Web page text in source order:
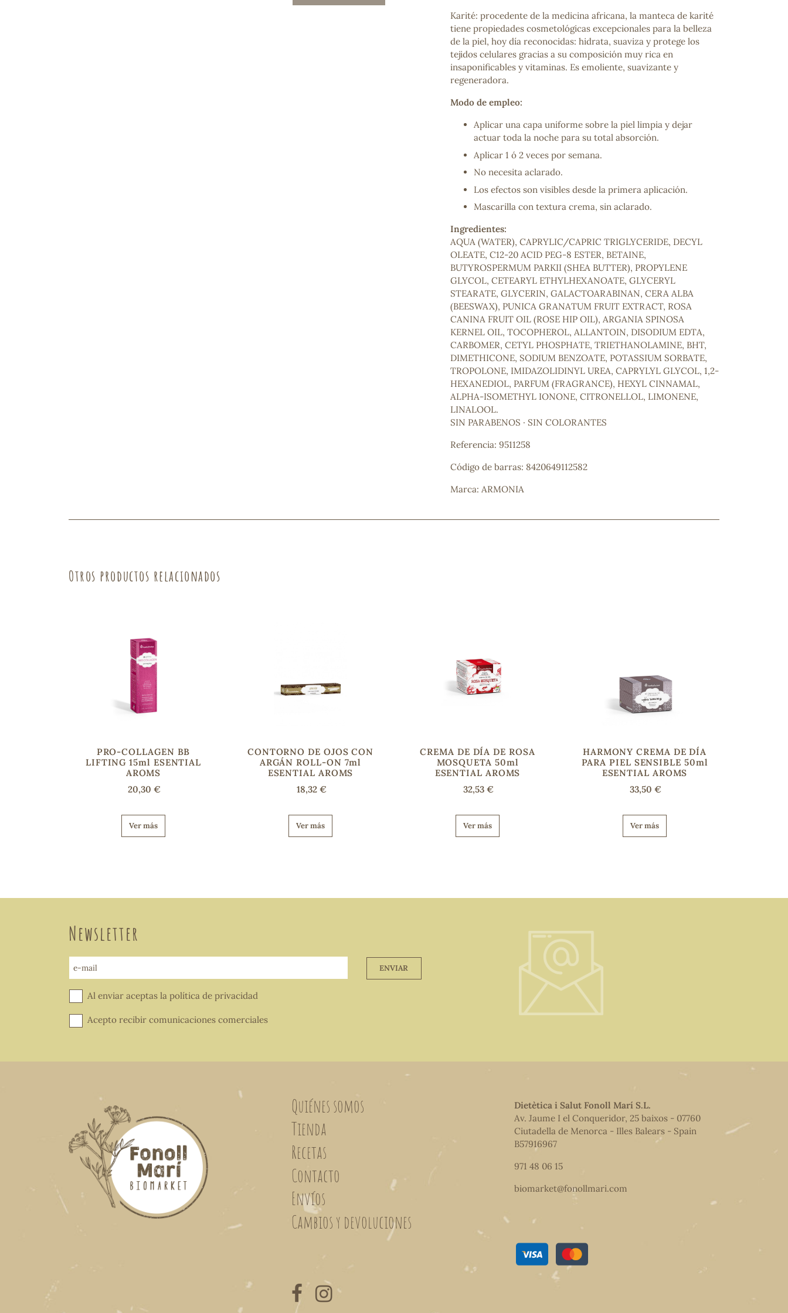
¿No encuentras tu producto?
contáctanosy lo encontraremos
Karité: procedente de la medicina africana, la manteca de karité
tiene propiedades cosmetológicas excepcionales para la belleza
de la piel, hoy día reconocidas: hidrata, suaviza y protege los
tejidos celulares gracias a su composición muy rica en
insaponificables y vitaminas. Es emoliente, suavizante y
regeneradora.
Modo de empleo:
Aplicar una capa uniforme sobre la piel limpia y dejar
actuar toda la noche para su total absorción.
Aplicar 1 ó 2 veces por semana.
No necesita aclarado.
Los efectos son visibles desde la primera aplicación.
Mascarilla con textura crema, sin aclarado.
Ingredientes:
AQUA (WATER), CAPRYLIC/CAPRIC TRIGLYCERIDE, DECYL
OLEATE, C12-20 ACID PEG-8 ESTER, BETAINE,
BUTYROSPERMUM PARKII (SHEA BUTTER), PROPYLENE
GLYCOL, CETEARYL ETHYLHEXANOATE, GLYCERYL
STEARATE, GLYCERIN, GALACTOARABINAN, CERA ALBA
(BEESWAX), PUNICA GRANATUM FRUIT EXTRACT, ROSA
CANINA FRUIT OIL (ROSE HIP OIL), ARGANIA SPINOSA
KERNEL OIL, TOCOPHEROL, ALLANTOIN, DISODIUM EDTA,
CARBOMER, CETYL PHOSPHATE, TRIETHANOLAMINE, BHT,
DIMETHICONE, SODIUM BENZOATE, POTASSIUM SORBATE,
TROPOLONE, IMIDAZOLIDINYL UREA, CAPRYLYL GLYCOL, 1,2-
HEXANEDIOL, PARFUM (FRAGRANCE), HEXYL CINNAMAL,
ALPHA-ISOMETHYL IONONE, CITRONELLOL, LIMONENE,
LINALOOL.
SIN PARABENOS · SIN COLORANTES
Referencia: 9511258
Código de barras: 8420649112582
Marca: ARMONIA
Otros productos relacionados
PRO-COLLAGEN BB
LIFTING 15ml ESENTIAL
AROMS
20,30 €
Ver más
CONTORNO DE OJOS CON
ARGÁN ROLL-ON 7ml
ESENTIAL AROMS
18,32 €
Ver más
CREMA DE DÍA DE ROSA
MOSQUETA 50ml
ESENTIAL AROMS
32,53 €
Ver más
HARMONY CREMA DE DÍA
PARA PIEL SENSIBLE 50ml
ESENTIAL AROMS
33,50 €
Ver más
Newsletter
e-mail ENVIAR
Al enviar aceptas la política de privacidad
Acepto recibir comunicaciones comerciales
Quiénes somos
Tienda
Recetas
Contacto
Envíos
Cambios y devoluciones
Dietètica i Salut Fonoll Marí S.L.
Av. Jaume I el Conqueridor, 25 baixos - 07760
Ciutadella de Menorca - Illes Balears - Spain
B57916967
971 48 06 15
biomarket@fonollmari.com